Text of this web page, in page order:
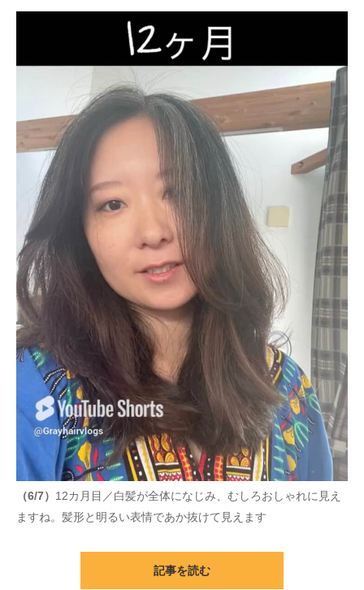
（6/7） 12カ月目／白髪が全体になじみ、むしろおしゃれに見え
ますね。髪形と明るい表情であか抜けて見えます
記事を読む